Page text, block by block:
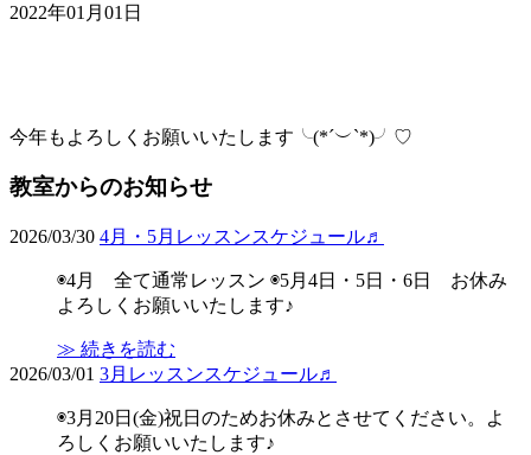
2022年01月01日
今年もよろしくお願いいたします╰(*´︶`*)╯♡
教室からのお知らせ
2026/03/30 4月・5月レッスンスケジュール♬
◉4月 全て通常レッスン ◉5月4日・5日・6日 お休み
よろしくお願いいたします♪
≫ 続きを読む
2026/03/01 3月レッスンスケジュール♬
◉3月20日(金)祝日のためお休みとさせてください。よ
ろしくお願いいたします♪